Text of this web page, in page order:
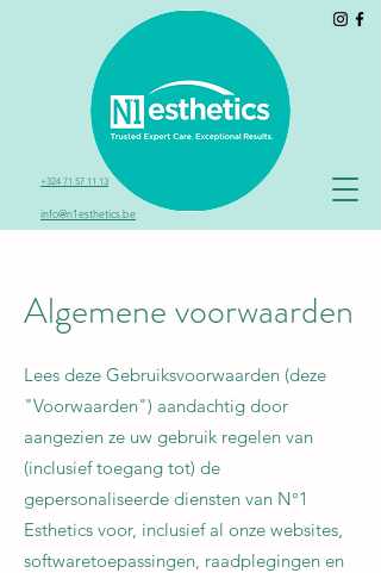
+324 71 57 11 13
info@n1esthetics.be
Algemene voorwaarden
Lees deze Gebruiksvoorwaarden (deze
"Voorwaarden") aandachtig door
aangezien ze uw gebruik regelen van
(inclusief toegang tot) de
gepersonaliseerde diensten van N°1
Esthetics voor, inclusief al onze websites,
softwaretoepassingen, raadplegingen en